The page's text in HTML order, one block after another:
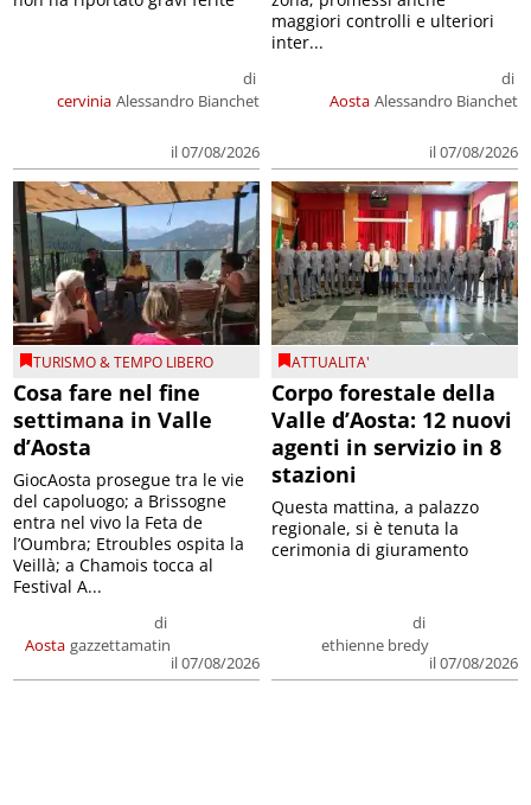
cervinia
di
Alessandro Bianchet
il 07/08/2026
Aosta
di
Alessandro Bianchet
il 07/08/2026
maggiori controlli e ulteriori
inter...
TURISMO & TEMPO LIBERO
Cosa fare nel fine
settimana in Valle
d’Aosta
Aosta
di
gazzettamatin
il 07/08/2026
GiocAosta prosegue tra le vie
del capoluogo; a Brissogne
entra nel vivo la Feta de
l’Oumbra; Etroubles ospita la
Veillà; a Chamois tocca al
Festival A...
ATTUALITA'
Corpo forestale della
Valle d’Aosta: 12 nuovi
agenti in servizio in 8
stazioni
di
ethienne bredy
il 07/08/2026
Questa mattina, a palazzo
regionale, si è tenuta la
cerimonia di giuramento